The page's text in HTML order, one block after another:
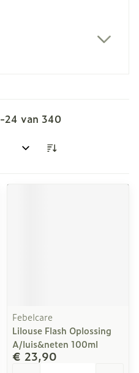
-24 van 340
Febelcare
Lilouse Flash Oplossing
A/luis&neten 100ml
€ 23,90